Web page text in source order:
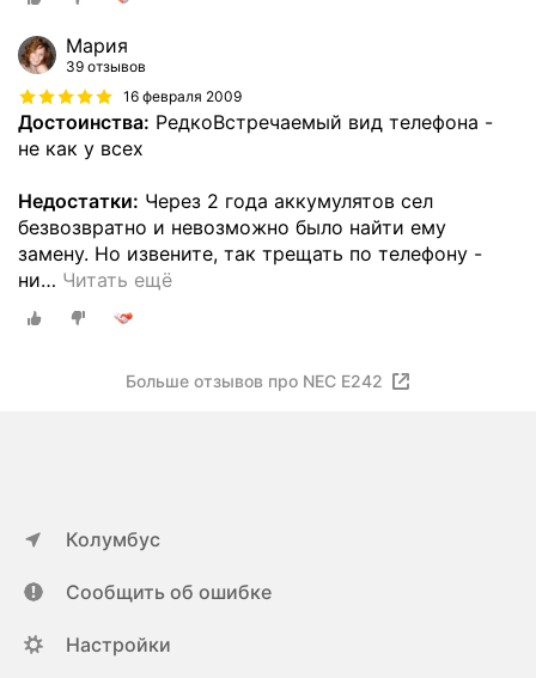
Мария
39 отзывов
16 февраля 2009
Достоинства: РедкоВстречаемый вид телефона -
не как у всех
Недостатки: Через 2 года аккумулятов сел
безвозвратно и невозможно было найти ему
замену. Но извените, так трещать по телефону -
ни… Читать ещё
Больше отзывов про NEC E242
Колумбус
Сообщить об ошибке
Настройки